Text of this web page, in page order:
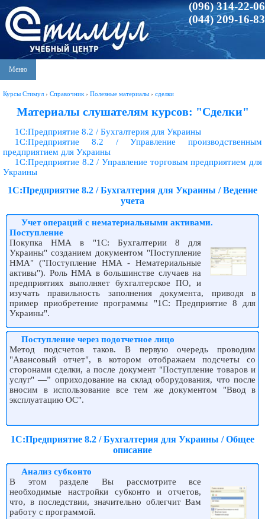
(096) 314-22-06
(044) 209-16-83
Меню
Курсы Стимул › Справочник › Полезные материалы › сделки
Материалы слушателям курсов: "Сделки"
1С:Предприятие 8.2 / Бухгалтерия для Украины
1С:Предприятие 8.2 / Управление производственным
предприятием для Украины
1С:Предприятие 8.2 / Управление торговым предприятием для
Украины
1С:Предприятие 8.2 / Бухгалтерия для Украины / Ведение
учета
Учет операций с нематериальными активами.
Поступление
Покупка НМА в "1С: Бухгалтерии 8 для
Украины" созданием документом "Поступление
НМА" ("Поступление НМА - Нематериальные
активы"). Роль НМА в большинстве случаев на
предприятиях выполняет бухгалтерское ПО, и
изучать правильность заполнения документа, приводя в
пример приобретение программы "1С: Предприятие 8 для
Украины".
Поступление через подотчетное лицо
Метод подсчетов таков. В первую очередь проводим
"Авансовый отчет", в котором отображаем подсчеты со
сторонами сделки, а после документ "Поступление товаров и
услуг" —” оприходование на склад оборудования, что после
вносим в использование все тем же документом "Ввод в
эксплуатацию ОС".
1С:Предприятие 8.2 / Бухгалтерия для Украины / Общее
описание
Анализ субконто
В этом разделе Вы рассмотрите все
необходимые настройки субконто и отчетов,
что, в последствии, значительно облегчит Вам
работу с программой.